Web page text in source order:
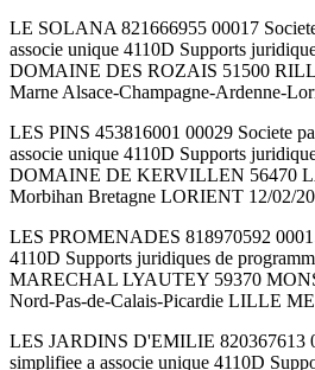
LE SOLANA 821666955 00017
associe unique 4110D Supports
DOMAINE DES ROZAIS 51500
Marne Alsace-Champagne-Ardenne-
LES PINS 453816001 00029 Societe
associe unique 4110D Supports
DOMAINE DE KERVILLEN 56470
Morbihan Bretagne LORIENT 12/02/
LES PROMENADES 818970592
4110D Supports juridiques de
MARECHAL LYAUTEY 59370
Nord-Pas-de-Calais-Picardie LILLE
LES JARDINS D'EMILIE 820367613
simplifiee a associe unique 4110D